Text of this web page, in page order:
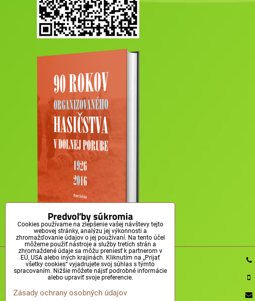
© Obec Dolná Poruba, 2011-2025
Predvoľby súkromia
Cookies používame na zlepšenie vašej návštevy tejto
webovej stránky, analýzu jej výkonnosti a
zhromažďovanie údajov o jej používaní. Na tento účel
môžeme použiť nástroje a služby tretích strán a
zhromaždené údaje sa môžu preniesť k partnerom v
EÚ, USA alebo iných krajinách. Kliknutím na „Prijať
všetky cookies“ vyjadrujete svoj súhlas s týmto
spracovaním. Nižšie môžete nájsť podrobné informácie
alebo upraviť svoje preferencie.
Zásady ochrany osobných údajov